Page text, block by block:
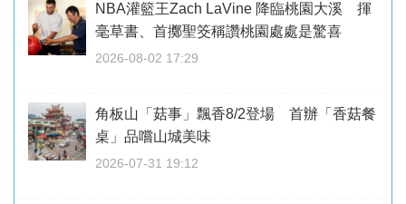
NBA灌籃王Zach LaVine 降臨桃園大溪 揮
毫草書、首擲聖筊稱讚桃園處處是驚喜
2026-08-02 17:29
角板山「菇事」飄香8/2登場 首辦「香菇餐
桌」品嚐山城美味
2026-07-31 19:12